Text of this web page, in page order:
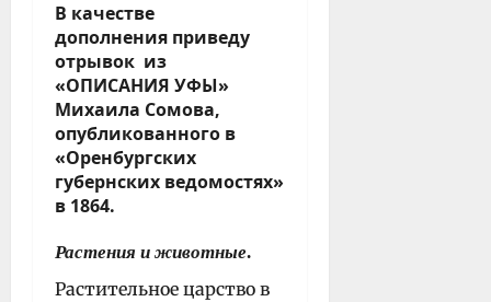
В качестве
дополнения приведу
отрывок из
«ОПИСАНИЯ УФЫ»
Михаила Сомова,
опубликованного в
«Оренбургских
губернских ведомостях»
в 1864.
Растения и животные.
Растительное царство в